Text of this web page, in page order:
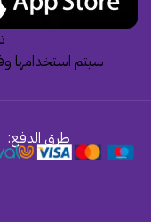
سيتم استخدامها
طرق الدفع: